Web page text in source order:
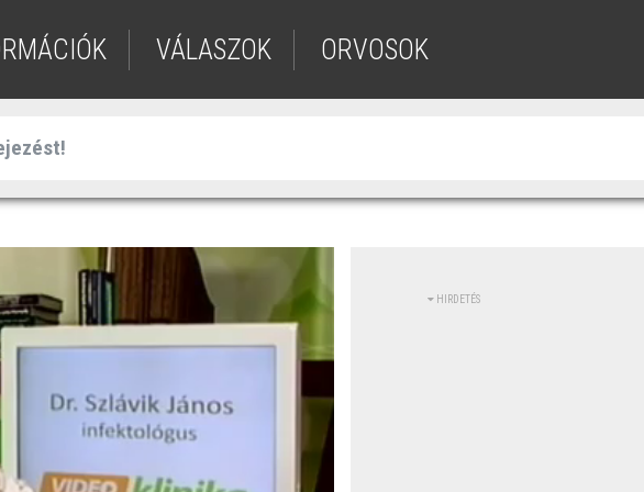
VÁLASZOK ORVOSOK
HIRDETÉS